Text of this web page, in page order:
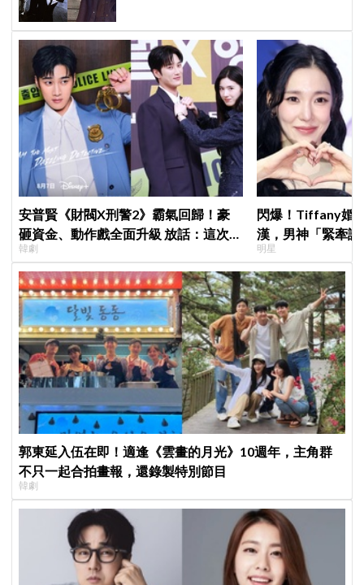
安普賢《財閥X刑警2》霸氣回歸！豪
砸資金、動作戲全面升級 放話：這次要
超越第一季
韓劇
閃爆！Tiffany婚
漢，男神「緊牽
甜度超標
明星
郭東延入伍在即！適逢《雲畫的月光》10週年，主角群
不只一起合拍畫報，還錄製特別節目
韓劇